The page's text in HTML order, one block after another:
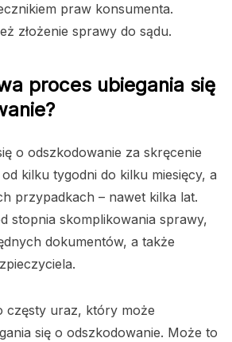
praw konsumenta.
złożenie sprawy do sądu.
proces ubiegania się
o odszkodowanie za skręcenie
kilku tygodni do kilku miesięcy, a
przypadkach – nawet kilka lat.
stopnia skomplikowania sprawy,
dokumentów, a także
częsty uraz, który może
się o odszkodowanie. Może to